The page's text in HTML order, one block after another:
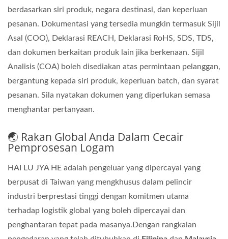
berdasarkan siri produk, negara destinasi, dan keperluan
pesanan. Dokumentasi yang tersedia mungkin termasuk Sijil
Asal (COO), Deklarasi REACH, Deklarasi RoHS, SDS, TDS,
dan dokumen berkaitan produk lain jika berkenaan. Sijil
Analisis (COA) boleh disediakan atas permintaan pelanggan,
bergantung kepada siri produk, keperluan batch, dan syarat
pesanan. Sila nyatakan dokumen yang diperlukan semasa
menghantar pertanyaan.
🌏 Rakan Global Anda Dalam Cecair
Pemprosesan Logam
HAI LU JYA HE adalah pengeluar yang dipercayai yang
berpusat di Taiwan yang mengkhusus dalam pelincir
industri berprestasi tinggi dengan komitmen utama
terhadap logistik global yang boleh dipercayai dan
penghantaran tepat pada masanya.Dengan rangkaian